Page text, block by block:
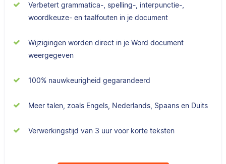
Verbetert grammatica-, spelling-, interpunctie-,
woordkeuze- en taalfouten in je document
Wijzigingen worden direct in je Word document
weergegeven
100% nauwkeurigheid gegarandeerd
Meer talen, zoals Engels, Nederlands, Spaans en Duits
Verwerkingstijd van 3 uur voor korte teksten